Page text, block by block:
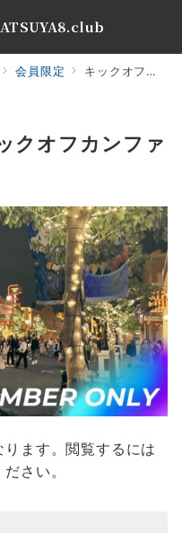
ATSUYA8.club
会員限定 キックオフカンファレンス
クオフカンファ
ます。閲覧するには
さい。